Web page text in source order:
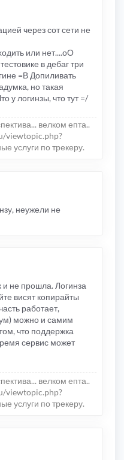
через сот сети не
или нет....оО
в дебаг три
=В Допиливать
но такая
у логинзы, что тут =/
велком епта..
viewtopic.php?
услуги по трекеру.
неужели не
и не прошла. Логинза
висят копирайты
работает,
можно и самим
что поддержка
сервис может
велком епта..
viewtopic.php?
услуги по трекеру.